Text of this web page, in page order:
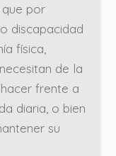
por
discapacidad
física,
de la
frente a
diaria, o bien
su